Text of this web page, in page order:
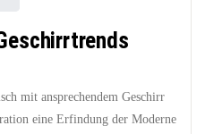
mit ansprechendem Geschirr
eine Erfindung der Moderne